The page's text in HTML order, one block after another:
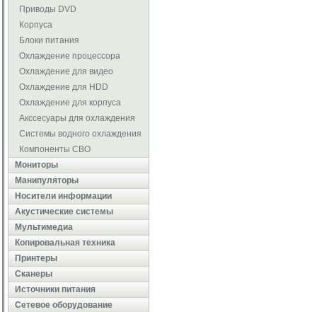
Приводы DVD
Корпуса
Блоки питания
Охлаждение процессора
Охлаждение для видео
Охлаждение для HDD
Охлаждение для корпуса
Акссесуары для охлаждения
Системы водного охлаждения
Компоненты СВО
Мониторы
Манипуляторы
Носители информации
Акустические системы
Мультимедиа
Копировальная техника
Принтеры
Сканеры
Источники питания
Сетевое оборудование